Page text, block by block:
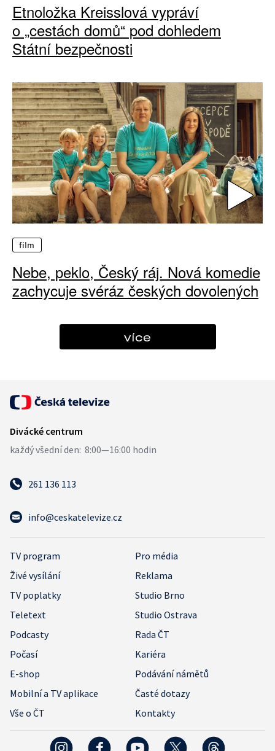
Etnoložka Kreisslová vypráví
o „cestách domů“ pod dohledem
Státní bezpečnosti
film
Nebe, peklo, Český ráj. Nová komedie
zachycuje svéráz českých dovolených
více
261 136 113
info@ceskatelevize.cz
TV program
Pro média
Živé vysílání
Reklama
TV poplatky
Studio Brno
Teletext
Studio Ostrava
Podcasty
Rada ČT
Počasí
Kariéra
E-shop
Podávání námětů
Mobilní a TV aplikace
Časté dotazy
Vše o ČT
Kontakty